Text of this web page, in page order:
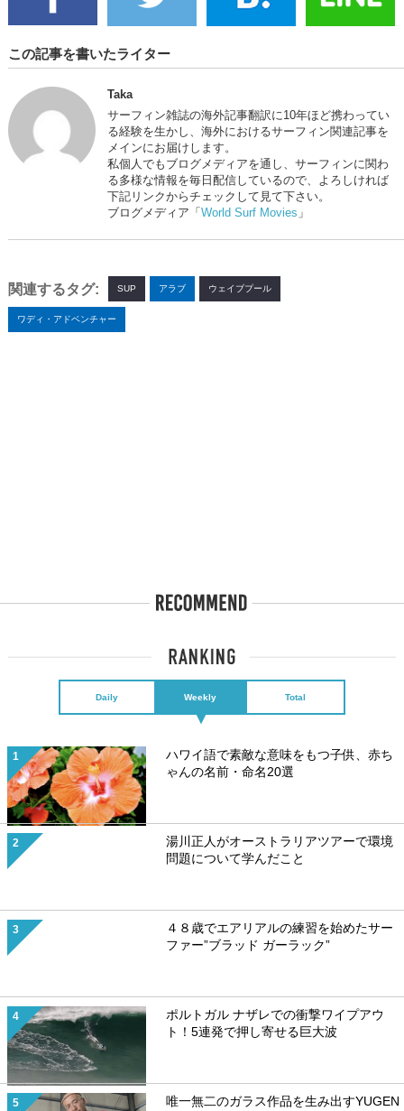
この記事を書いたライター
Taka
サーフィン雑誌の海外記事翻訳に10年ほど携わってい
る経験を生かし、海外におけるサーフィン関連記事を
メインにお届けします。
私個人でもブログメディアを通し、サーフィンに関わ
る多様な情報を毎日配信しているので、よろしければ
下記リンクからチェックして見て下さい。
ブログメディア「 World Surf Movies 」
関連するタグ: SUP アラブ ウェイブプール
ワディ・アドベンチャー
Daily Weekly Total
ハワイ語で素敵な意味をもつ子供、赤ち
ゃんの名前・命名20選
湯川正人がオーストラリアツアーで環境
問題について学んだこと
４８歳でエアリアルの練習を始めたサー
ファー”ブラッド ガーラック”
ポルトガル ナザレでの衝撃ワイプアウ
ト！5連発で押し寄せる巨大波
唯一無二のガラス作品を生み出すYUGEN